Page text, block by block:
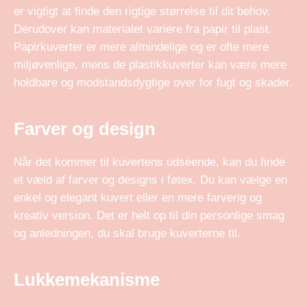
er vigtigt at finde den rigtige størrelse til dit behov.
Derudover kan materialet variere fra papir til plast.
Papirkuverter er mere almindelige og er ofte mere
miljøvenlige, mens de plastikkuverter kan være mere
holdbare og modstandsdygtige over for fugt og skader.
Farver og design
Når det kommer til kuvertens udseende, kan du finde
et væld af farver og designs i føtex. Du kan vælge en
enkel og elegant kuvert eller en mere farverig og
kreativ version. Det er helt op til din personlige smag
og anledningen, du skal bruge kuverterne til.
Lukkemekanisme